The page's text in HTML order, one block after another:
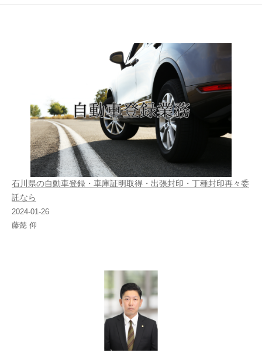
石川県の自動車登録・車庫証明取得・出張封印・丁種封印再々委
託なら
2024-01-26
藤懿 仰